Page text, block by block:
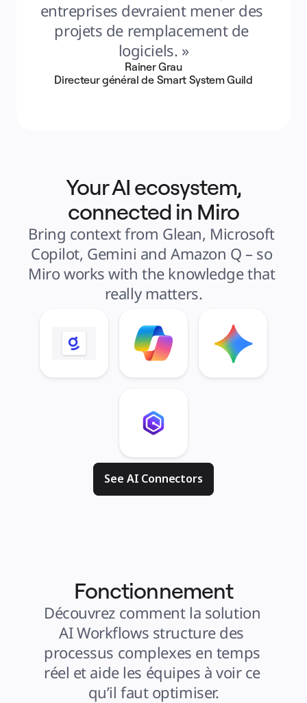
entreprises devraient mener des
projets de remplacement de
logiciels. »
Rainer Grau
Directeur général de Smart System Guild
Your AI ecosystem,
connected in Miro
Bring context from Glean, Microsoft
Copilot, Gemini and Amazon Q – so
Miro works with the knowledge that
really matters.
See AI Connectors
Fonctionnement
Découvrez comment la solution
AI Workflows structure des
processus complexes en temps
réel et aide les équipes à voir ce
qu’il faut optimiser.